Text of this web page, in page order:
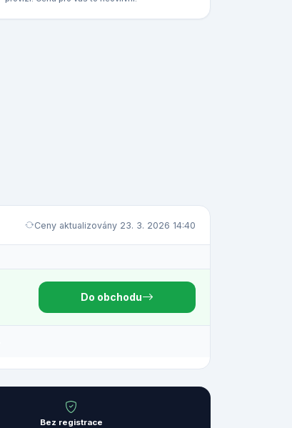
Ceny aktualizovány 23. 3. 2026 14:40
Do obchodu
Bez registrace